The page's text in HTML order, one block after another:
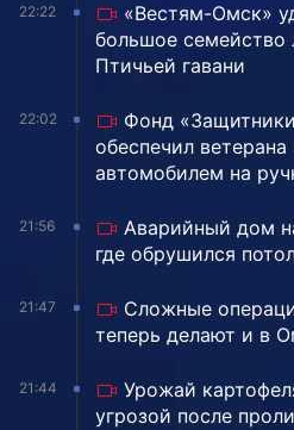
22:22
«Вестям-Омск»
большое семейство
Птичьей гавани
22:02
Фонд
обеспечил
автомобилем на
21:56
Аварийный дом
где обрушился
21:47
Сложные
теперь делают и в
21:44
Урожай
угрозой после